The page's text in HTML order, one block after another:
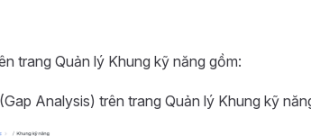
trang Quản lý Khung kỹ năng gồm:
Analysis) trên trang Quản lý Khung kỹ